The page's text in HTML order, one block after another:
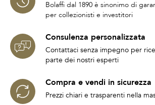
Bolaffi dal 1890 è sinonimo di
per collezionisti e investitori
Consulenza personalizzata
Contattaci senza impegno per
parte dei nostri esperti
Compra e vendi in sicurezza
Prezzi chiari e trasparenti nella